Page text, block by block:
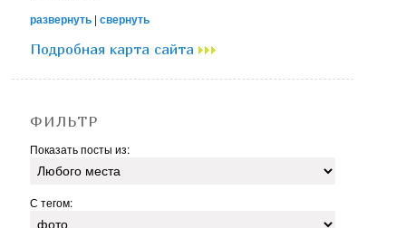
развернуть |свернуть
Подробная карта сайта
ФИЛЬТР
Показать посты из:
С тегом: